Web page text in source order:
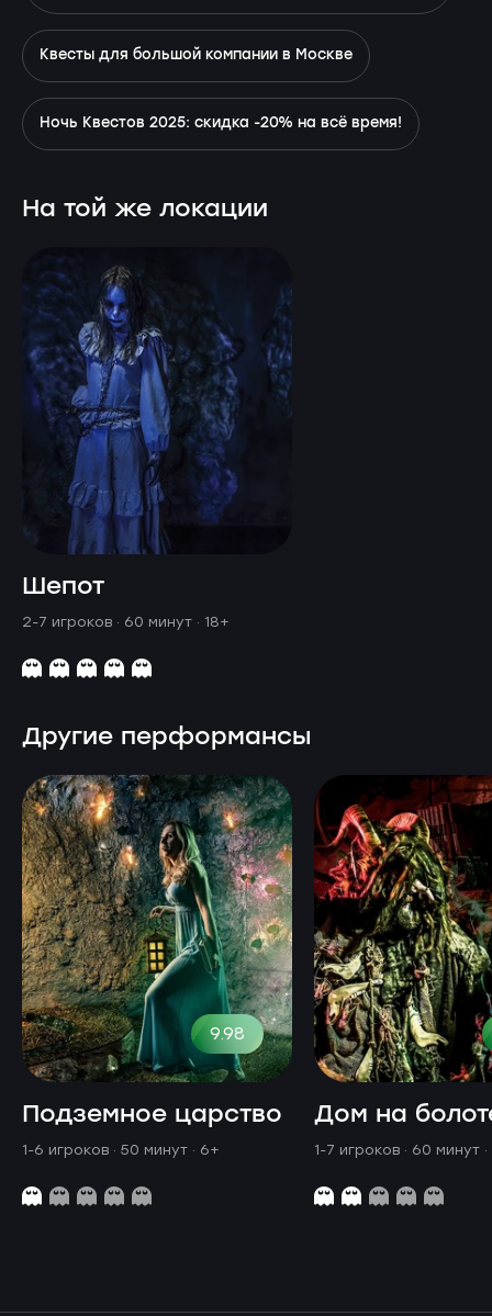
Квесты для большой компании в Москве
Ночь Квестов 2025: скидка -20% на всё время!
На той же локации
Шепот
2-7 игроков · 60 минут · 18+
Другие перформансы
9.98
Подземное царство
1-6 игроков · 50 минут · 6+
Дом на
1-7 игроков · 60 минут